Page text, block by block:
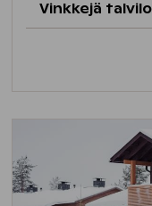
Vinkkejä
huollettuina.
avoinna.
Saariselältä